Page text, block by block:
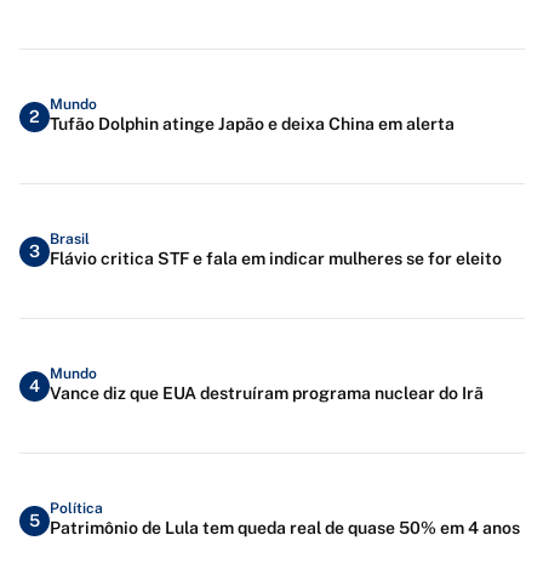
2
Mundo
Tufão Dolphin atinge Japão e deixa China em alerta
3
Brasil
Flávio critica STF e fala em indicar mulheres se for eleito
4
Mundo
Vance diz que EUA destruíram programa nuclear do Irã
5
Política
Patrimônio de Lula tem queda real de quase 50% em 4 anos